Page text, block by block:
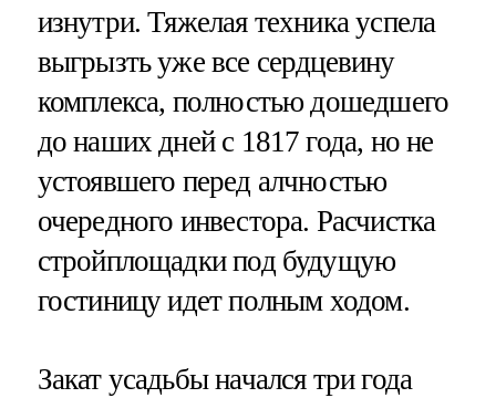
изнутри. Тяжелая техника успела
выгрызть уже все сердцевину
комплекса, полностью дошедшего
до наших дней с 1817 года, но не
устоявшего перед алчностью
очередного инвестора. Расчистка
стройплощадки под будущую
гостиницу идет полным ходом.
Закат усадьбы начался три года